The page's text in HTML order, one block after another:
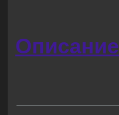
Описание